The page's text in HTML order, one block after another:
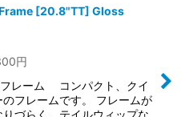
[20.8"TT] Gloss
円
フレーム コンパクト、クイ
フレームです。 フレームが
りづらく、テイルウィップな